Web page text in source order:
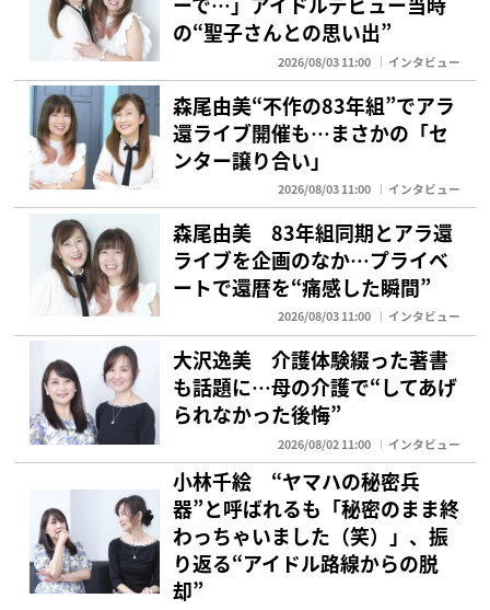
の“聖子さんとの思い出”
2026/08/03 11:00 インタビュー
森尾由美“不作の83年組”でアラ
還ライブ開催も…まさかの「セ
ンター譲り合い」
2026/08/03 11:00 インタビュー
森尾由美 83年組同期とアラ還
ライブを企画のなか…プライベ
ートで還暦を“痛感した瞬間”
2026/08/03 11:00 インタビュー
大沢逸美 介護体験綴った著書
も話題に…母の介護で“してあげ
られなかった後悔”
2026/08/02 11:00 インタビュー
小林千絵 “ヤマハの秘密兵
器”と呼ばれるも「秘密のまま終
わっちゃいました（笑）」、振
り返る“アイドル路線からの脱
却”